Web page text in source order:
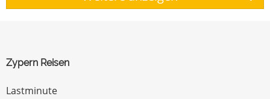
Zypern Reisen
Lastminute